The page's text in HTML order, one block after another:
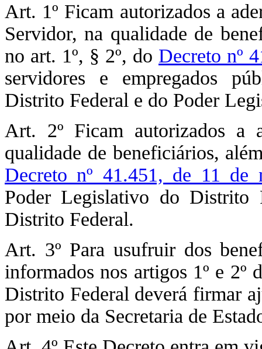
Art. 1º Ficam autorizados a
Servidor, na qualidade de
no art. 1º, § 2º, do Decreto nº
servidores e empregados
Distrito Federal e do Poder
Art. 2º Ficam autorizados a
qualidade de beneficiários,
Decreto nº 41.451, de 11 de
Poder Legislativo do Distrito
Distrito Federal.
Art. 3º Para usufruir dos
informados nos artigos 1º e 2º
Distrito Federal deverá firmar
por meio da Secretaria de